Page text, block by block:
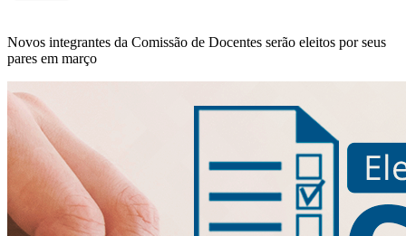
Novos integrantes da Comissão de Docentes serão eleitos por seus
pares em março